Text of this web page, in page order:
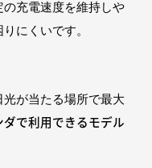
充電速度を維持しや
にくいです。
が当たる場所で最大
で利用できるモデル